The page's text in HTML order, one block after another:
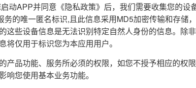
动APP并同意《隐私政策》后，我们需要收集您的设
务的唯一匿名标识,且此信息采用MD5加密传输和存储
这些设备信息是无法识别特定自然人身份的信息。除
仅用于标识您为本应用用户。
产品功能、服务所必须的权限，如您不授予相应的权
响您使用基本业务功能。